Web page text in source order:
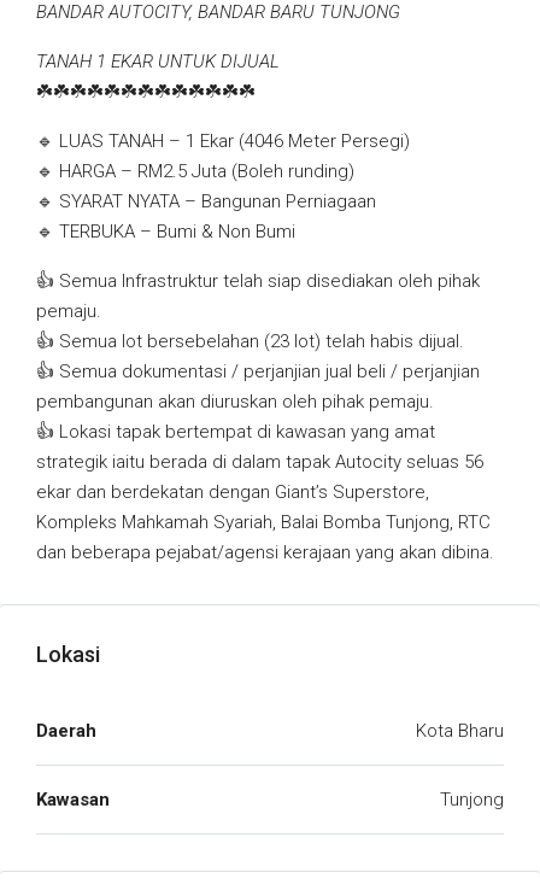
BANDAR AUTOCITY, BANDAR BARU TUNJONG
TANAH 1 EKAR UNTUK DIJUAL
☘️☘️☘️☘️☘️☘️☘️☘️☘️☘️☘️☘️☘️
🔹 LUAS TANAH – 1 Ekar (4046 Meter Persegi)
🔹 HARGA – RM2.5 Juta (Boleh runding)
🔹 SYARAT NYATA – Bangunan Perniagaan
🔹 TERBUKA – Bumi & Non Bumi
👍 Semua Infrastruktur telah siap disediakan oleh pihak
pemaju.
👍 Semua lot bersebelahan (23 lot) telah habis dijual.
👍 Semua dokumentasi / perjanjian jual beli / perjanjian
pembangunan akan diuruskan oleh pihak pemaju.
👍 Lokasi tapak bertempat di kawasan yang amat
strategik iaitu berada di dalam tapak Autocity seluas 56
ekar dan berdekatan dengan Giant’s Superstore,
Kompleks Mahkamah Syariah, Balai Bomba Tunjong, RTC
dan beberapa pejabat/agensi kerajaan yang akan dibina.
Lokasi
Daerah Kota Bharu
Kawasan Tunjong